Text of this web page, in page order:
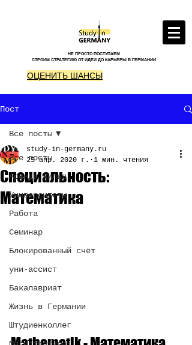
НЕ ПРОСТО ПОСТУПАЕМ
СТРОИМ СТРАТЕГИЮ ОТ ИДЕИ ДО КАРЬЕРЫ В ГЕРМАНИИ
ОЦЕНИТЬ ШАНСЫ
Пост
Все посты
Аренда жилья
Университеты
Работа
Семинар
Блокированный счёт
уни-ассист
Бакалавриат
Жизнь в Германии
Штудиенколлег
Все посты
Специальность:
Математика
study-in-germany.ru
25 апр. 2020 г.
1 мин. чтения